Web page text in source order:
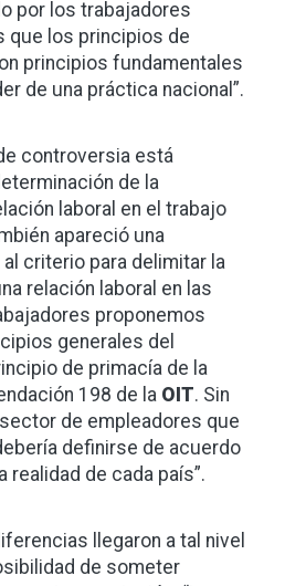
por los trabajadores
que los principios de
principios fundamentales
de una práctica nacional”.
controversia está
de la
laboral en el trabajo
apareció una
criterio para delimitar la
relación laboral en las
proponemos
generales del
de primacía de la
198 de la OIT. Sin
de empleadores que
definirse de acuerdo
realidad de cada país”.
llegaron a tal nivel
de someter